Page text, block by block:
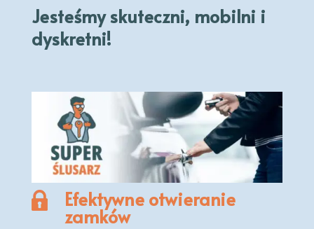
Jesteśmy skuteczni, mobilni i
dyskretni!
Efektywne otwieranie
zamków